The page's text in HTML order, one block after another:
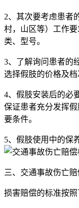
2、其次要考虑患者
村，山区等）工作
类、型号。
3、了解询问患者的
选择假肢的价格及档
4、假肢安装后的必
保证患者充分发挥
要条件。
5、假肢使用中的保
三、交通事故伤亡
损害赔偿的标准按照